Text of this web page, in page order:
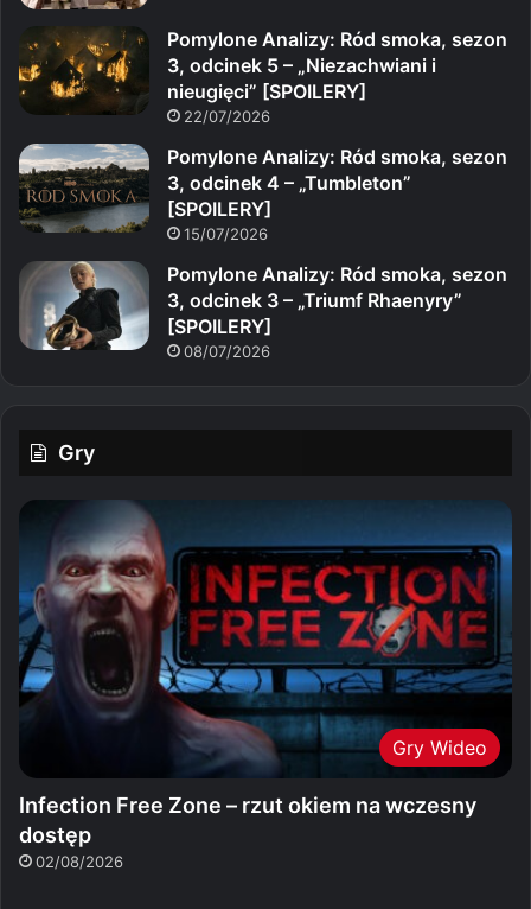
Pomylone Analizy: Ród smoka, sezon
3, odcinek 5 – „Niezachwiani i
nieugięci” [SPOILERY]
22/07/2026
Pomylone Analizy: Ród smoka, sezon
3, odcinek 4 – „Tumbleton”
[SPOILERY]
15/07/2026
Pomylone Analizy: Ród smoka, sezon
3, odcinek 3 – „Triumf Rhaenyry”
[SPOILERY]
08/07/2026
Gry
Gry Wideo
Infection Free Zone – rzut okiem na wczesny
dostęp
02/08/2026